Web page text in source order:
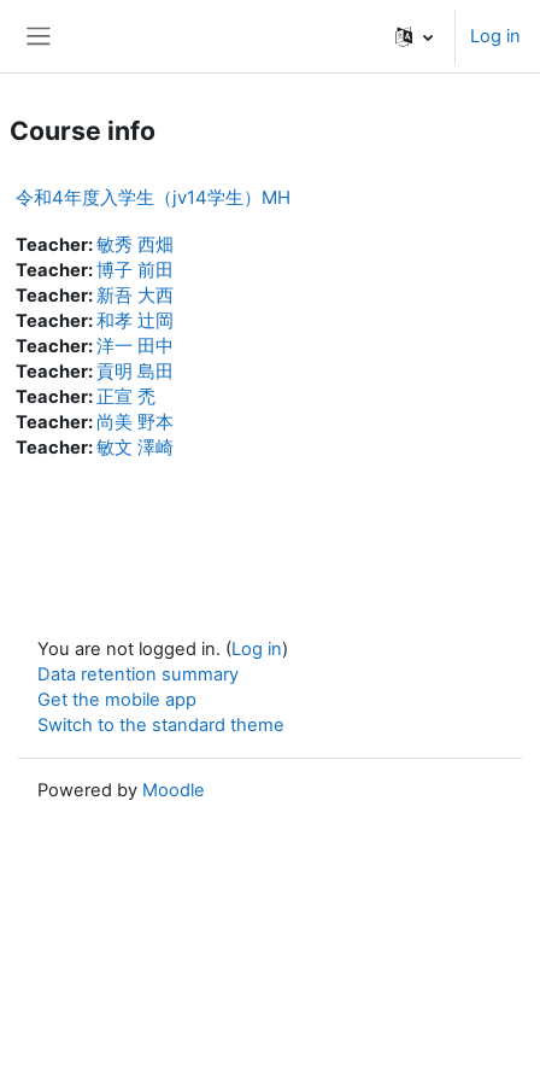
Log in
Course info
令和4年度入学生（jv14学生）MH
Teacher:敏秀 西畑
Teacher:博子 前田
Teacher: 新吾 大西
Teacher:和孝 辻岡
Teacher:洋一 田中
Teacher:貢明 島田
Teacher: 正宣 禿
Teacher: 尚美 野本
Teacher:敏文 澤崎
You are not logged in. (Log in)
Data retention summary
Get the mobile app
Switch to the standard theme
Powered by Moodle